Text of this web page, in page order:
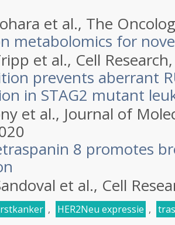
et al., The
metabolomics for
et al., Cell
prevents aberrant
in STAG2 mutant
et al., Journal of
8 promotes
et al., Cell
, HER2Neu expressie ,